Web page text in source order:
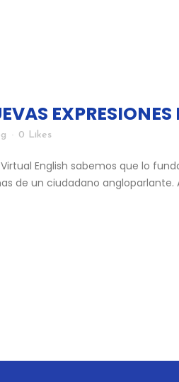
0 Likes
Virtual English sabemos que lo
de un ciudadano